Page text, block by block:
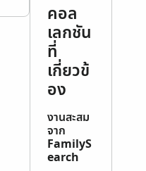
คอล
เลกชัน
ที่
เกี่ยวข้
อง
งานสะสม
จาก
FamilyS
earch